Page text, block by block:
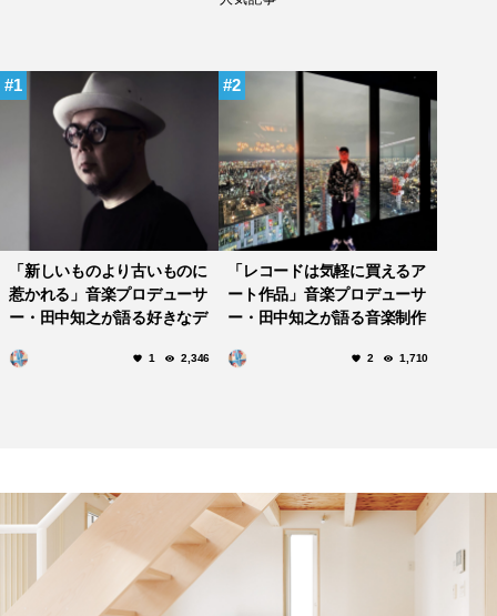
1
「新しいものより古いものに
惹かれる」音楽プロデューサ
ー・田中知之が語る好きなデ
DJイベント
1 2,346
2
「レコードは気軽に買えるア
ート作品」音楽プロデューサ
ー・田中知之が語る音楽制作
年のアナログブームについて
2 1,710